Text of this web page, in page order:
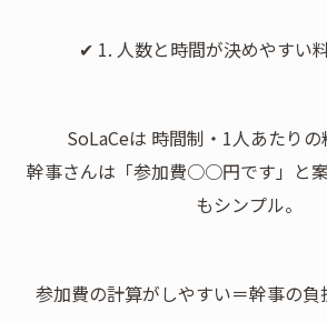
✔ 1. 人数と時間が決めやすい
SoLaCeは 時間制・1人あたりの
幹事さんは「参加費○○円です」と
もシンプル。
参加費の計算がしやすい＝幹事の負